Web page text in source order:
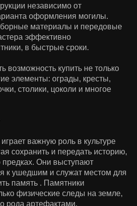
независимо от
оформления могилы.
материалы и передовые
эффективно
в быстрые сроки.
возможность купить не только
элементы: ограды, кресты,
столики, цоколи и многое
важную роль в культуре
сохранить и передать историю,
предках. Они выступают
к ушедшим и служат местом для
память . Памятники
физические следы на земле,
рода артефактами,